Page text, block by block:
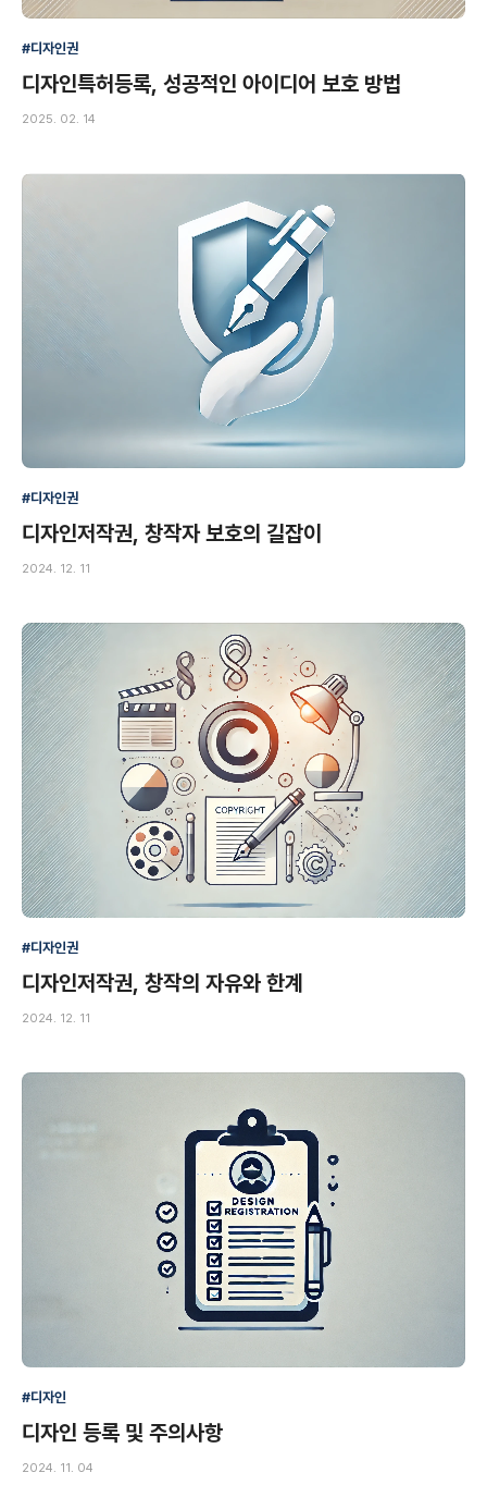
#디자인권
디자인특허등록, 성공적인 아이디어 보호 방법
2025. 02. 14
#디자인권
디자인저작권, 창작자 보호의 길잡이
2024. 12. 11
#디자인권
디자인저작권, 창작의 자유와 한계
2024. 12. 11
#디자인
디자인 등록 및 주의사항
2024. 11. 04